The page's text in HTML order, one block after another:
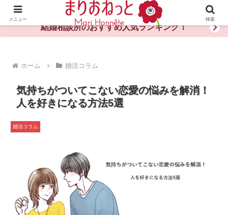
婚活や出会いの体験談・評判・秘訣がわかる情報サイト
結婚相談所のおすすめ人気ランキング！
ホーム 婚活コラム
気持ちがついてこない恋愛の悩みを解消！
人を好きになる方法5選
婚活コラム
メニュー 検索